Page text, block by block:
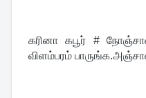
கரினா கபூர் #
விளம்பரம்